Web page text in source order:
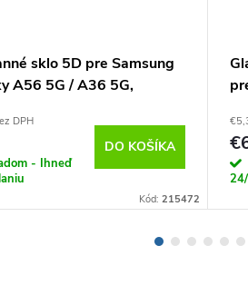
sklo 5D pre Samsung
A56 5G / A36 5G,
DPH
- Ihneď
DO KOŠÍKA
Kód: 215472